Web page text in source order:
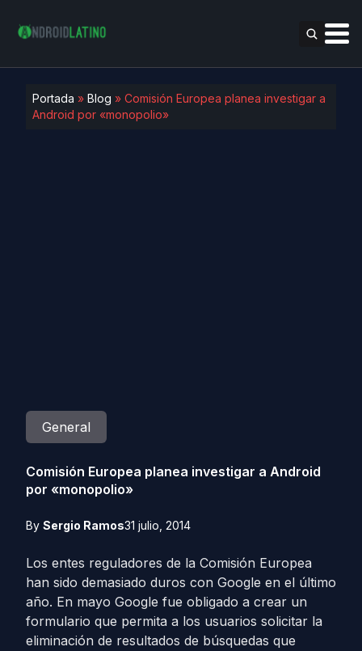
Portada » Blog » Comisión Europea planea investigar a
Android por «monopolio»
General
Comisión Europea planea investigar a Android
por «monopolio»
By Sergio Ramos31 julio, 2014
Los entes reguladores de la Comisión Europea
han sido demasiado duros con Google en el último
año. En mayo Google fue obligado a crear un
formulario que permita a los usuarios solicitar la
eliminación de resultados de búsquedas que